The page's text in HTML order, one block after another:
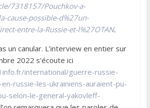
7318157/Pouchkov-a-
cause-possible-d%27un-
entre-la-Russie-et-l%27OTAN.
un canular. L’interview en entier sur
2022 s’écoute ici
international/guerre-russie-
russie-les-ukrainiens-auraient-pu-
selon-le-general-yakovleff-